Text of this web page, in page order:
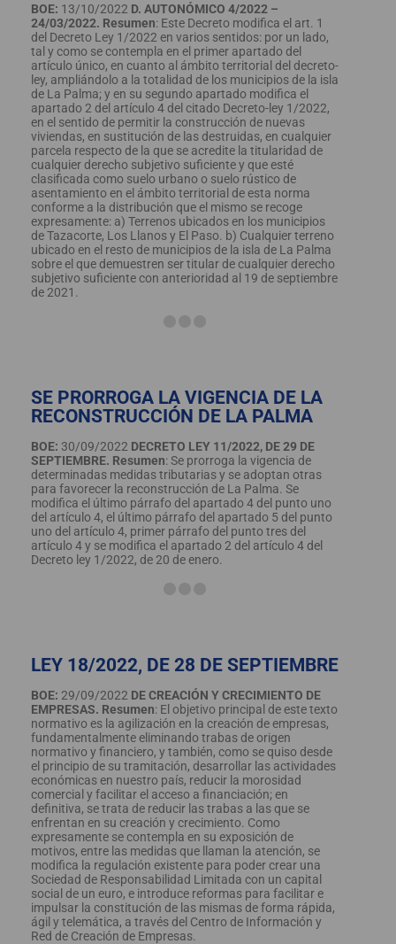
BOE: 13/10/2022 D. AUTONÓMICO 4/2022 –
24/03/2022. Resumen: Este Decreto modifica el art. 1
del Decreto Ley 1/2022 en varios sentidos: por un lado,
tal y como se contempla en el primer apartado del
artículo único, en cuanto al ámbito territorial del decreto-
ley, ampliándolo a la totalidad de los municipios de la isla
de La Palma; y en su segundo apartado modifica el
apartado 2 del artículo 4 del citado Decreto-ley 1/2022,
en el sentido de permitir la construcción de nuevas
viviendas, en sustitución de las destruidas, en cualquier
parcela respecto de la que se acredite la titularidad de
cualquier derecho subjetivo suficiente y que esté
clasificada como suelo urbano o suelo rústico de
asentamiento en el ámbito territorial de esta norma
conforme a la distribución que el mismo se recoge
expresamente: a) Terrenos ubicados en los municipios
de Tazacorte, Los Llanos y El Paso. b) Cualquier terreno
ubicado en el resto de municipios de la isla de La Palma
sobre el que demuestren ser titular de cualquier derecho
subjetivo suficiente con anterioridad al 19 de septiembre
de 2021.
SE PRORROGA LA VIGENCIA DE LA
RECONSTRUCCIÓN DE LA PALMA
BOE: 30/09/2022 DECRETO LEY 11/2022, DE 29 DE
SEPTIEMBRE. Resumen: Se prorroga la vigencia de
determinadas medidas tributarias y se adoptan otras
para favorecer la reconstrucción de La Palma. Se
modifica el último párrafo del apartado 4 del punto uno
del artículo 4, el último párrafo del apartado 5 del punto
uno del artículo 4, primer párrafo del punto tres del
artículo 4 y se modifica el apartado 2 del artículo 4 del
Decreto ley 1/2022, de 20 de enero.
LEY 18/2022, DE 28 DE SEPTIEMBRE
BOE: 29/09/2022 DE CREACIÓN Y CRECIMIENTO DE
EMPRESAS. Resumen: El objetivo principal de este texto
normativo es la agilización en la creación de empresas,
fundamentalmente eliminando trabas de origen
normativo y financiero, y también, como se quiso desde
el principio de su tramitación, desarrollar las actividades
económicas en nuestro país, reducir la morosidad
comercial y facilitar el acceso a financiación; en
definitiva, se trata de reducir las trabas a las que se
enfrentan en su creación y crecimiento. Como
expresamente se contempla en su exposición de
motivos, entre las medidas que llaman la atención, se
modifica la regulación existente para poder crear una
Sociedad de Responsabilidad Limitada con un capital
social de un euro, e introduce reformas para facilitar e
impulsar la constitución de las mismas de forma rápida,
ágil y telemática, a través del Centro de Información y
Red de Creación de Empresas.